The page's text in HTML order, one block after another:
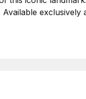
exclusively